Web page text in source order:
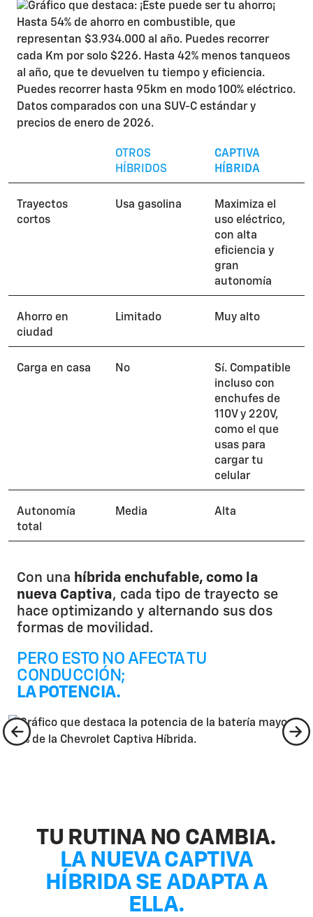
OTROS
HÍBRIDOS
CAPTIVA
HÍBRIDA
Trayectos
cortos
Usa gasolina
Maximiza el
uso eléctrico,
con alta
eficiencia y
gran
autonomía
Ahorro en
ciudad
Limitado Muy alto
Carga en casa No
Sí. Compatible
incluso con
enchufes de
110V y 220V,
como el que
usas para
cargar tu
celular​
Autonomía
total
Media Alta
Con una híbrida enchufable, como la
nueva Captiva, cada tipo de trayecto se
hace optimizando y alternando sus dos
formas de movilidad.
PERO ESTO NO AFECTA TU
CONDUCCIÓN;
LA POTENCIA.​
TU RUTINA NO CAMBIA.
LA NUEVA CAPTIVA
HÍBRIDA SE ADAPTA A
ELLA.​